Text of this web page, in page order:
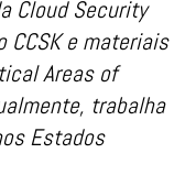
Cloud Security
e materiais
Areas of
trabalha
Estados